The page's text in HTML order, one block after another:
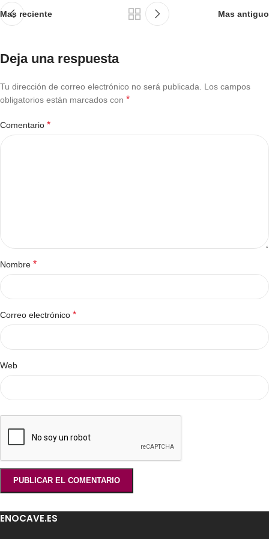
Mas reciente Mas antiguo
Deja una respuesta
Tu dirección de correo electrónico no será publicada.
Los campos
obligatorios están marcados con *
Comentario *
Nombre *
Correo electrónico *
Web
ENOCAVE.ES